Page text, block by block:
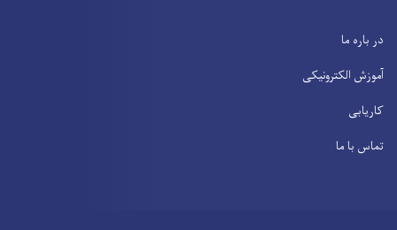
در باره ما
آموزش الکترونیکی
کاریابی
تماس با ما